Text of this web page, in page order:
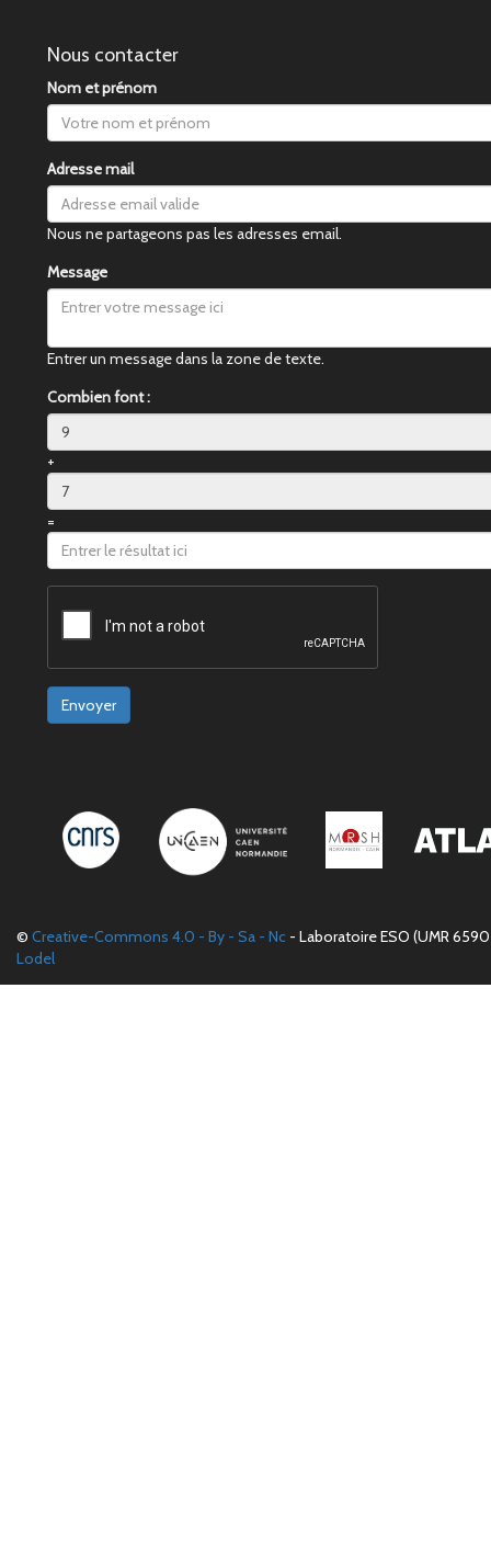
Nous contacter
Nom et prénom
Adresse mail
Nous ne partageons pas les adresses email.
Message
Entrer un message dans la zone de texte.
Combien font :
+
=
Envoyer
© Creative-Commons 4.0 - By - Sa - Nc - Laboratoire ESO (UMR
Lodel